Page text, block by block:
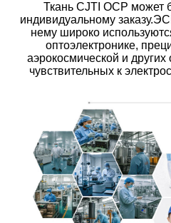
Ткань CJTI ОСР может
индивидуальному заказу.
нему широко
оптоэлектронике,
аэрокосмической и
чувствительных к